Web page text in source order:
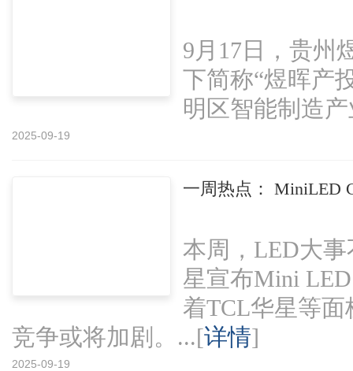
9月17日，贵州
下简称“煜晖产
明区智能制造
2025-09-19
一周热点： MiniLED
本周，LED大
星宣布Mini
着TCL华星等
竞争或将加剧。...[详情]
2025-09-19